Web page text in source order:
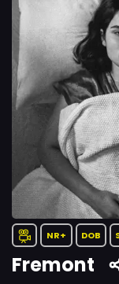
NR+ DOB
Fremont